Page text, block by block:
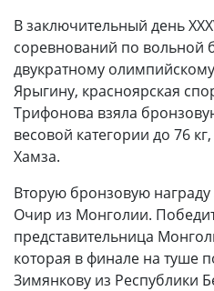
В заключительный день
соревнований по вольной
двукратному
Ярыгину, красноярская
Трифонова взяла
весовой категории до 76
Хамза.
Вторую бронзовую
Очир из Монголии.
представительница
которая в финале на туше
Зимянкову из Республики